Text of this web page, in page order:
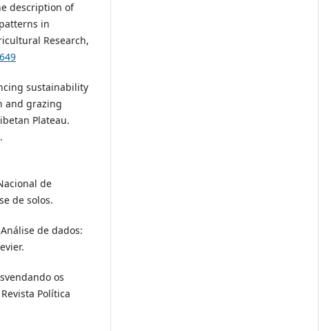
description of
in
Research,
sustainability
and grazing
Plateau.
de
de solos.
Análise de dados:
os
Política